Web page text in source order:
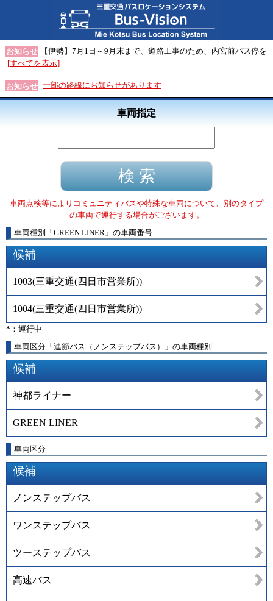
お知らせ
【伊勢】7月1日～9月末まで、道路工事のため、内宮前バス停を
[すべてを表示]
お知らせ 一部の路線にお知らせがあります
車両指定
車両点検等によりコミュニティバスや特殊な車両について、別のタイプ
の車両で運行する場合がございます。
車両種別
「 GREEN LINER 」 の車両番号
候補
1003(三重交通(四日市営業所))
1004(三重交通(四日市営業所))
*：運行中
車両区分「連節バス（ノンステップバス）」の車両種別
候補
神都ライナー
GREEN LINER
車両区分
候補
ノンステップバス
ワンステップバス
ツーステップバス
高速バス